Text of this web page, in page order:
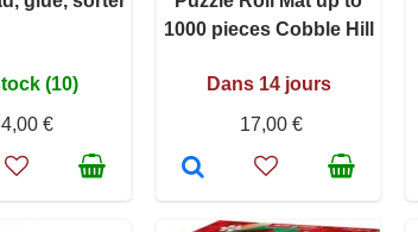
(10)
€
1000 pieces Cobble Hill
Dans 14 jours
17,00 €